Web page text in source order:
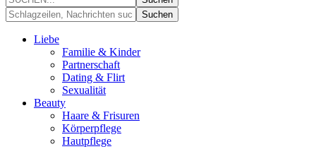
Liebe
Familie & Kinder
Partnerschaft
Dating & Flirt
Sexualität
Beauty
Haare & Frisuren
Körperpflege
Hautpflege